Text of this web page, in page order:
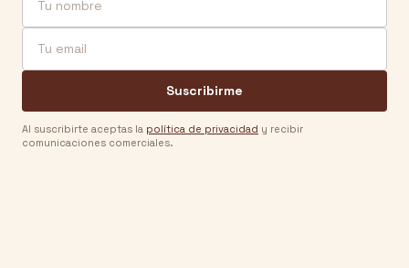
Suscribirme
Al suscribirte aceptas la política de privacidad y recibir
comunicaciones comerciales.